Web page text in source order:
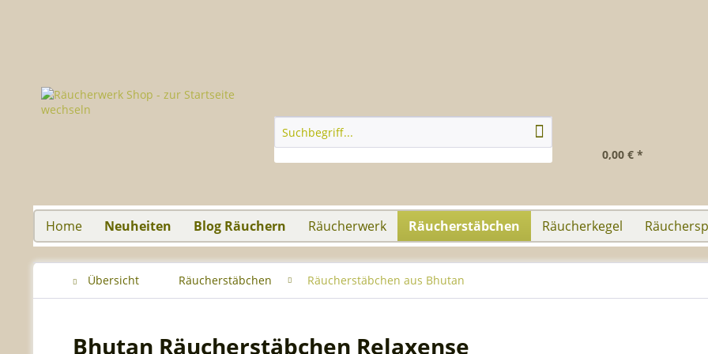
0,00 € *
Home Neuheiten Blog Räuchern Räucherwerk Räucherstäbchen Räucherkegel
Übersicht Räucherstäbchen Räucherstäbchen aus Bhutan
Bhutan Räucherstäbchen Relaxense